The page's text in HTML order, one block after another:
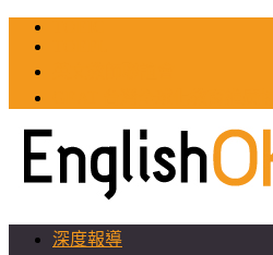
深度報導